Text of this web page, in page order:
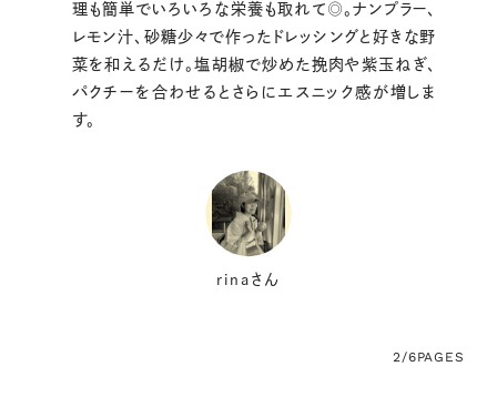
理も簡単でいろいろな栄養も取れて◎。ナンプラー、
レモン汁、砂糖少々で作ったドレッシングと好きな野
菜を和えるだけ。塩胡椒で炒めた挽肉や紫玉ねぎ、
パクチーを合わせるとさらにエスニック感が増しま
す。
rinaさん
2/6PAGES